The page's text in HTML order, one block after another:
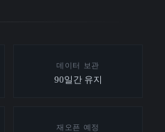
데이터 보관
90일간 유지
재오픈 예정